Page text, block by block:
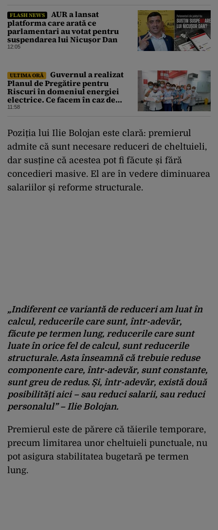
FLASH NEWS
AUR a lansat
platforma care arată ce
parlamentari au votat pentru
suspendarea lui Nicușor Dan
12:05
ULTIMA ORĂ
Guvernul a realizat
Planul de Pregătire pentru
Riscuri în domeniul energiei
electrice. Ce facem în caz de
pandemie, cutremur şi chiar
11:58
Poziția lui Ilie Bolojan este clară: premierul
admite că sunt necesare reduceri de cheltuieli,
dar susține că acestea pot fi făcute și fără
concedieri masive. El are în vedere diminuarea
salariilor și reforme structurale.
„Indiferent ce variantă de reduceri am luat în
calcul, reducerile care sunt, într-adevăr,
făcute pe termen lung, reducerile care sunt
luate în orice fel de calcul, sunt reducerile
structurale. Asta înseamnă că trebuie reduse
componente care, într-adevăr, sunt constante,
sunt greu de redus. Și, într-adevăr, există două
posibilități aici – sau reduci salarii, sau reduci
personalul” – Ilie Bolojan.
Premierul este de părere că tăierile temporare,
precum limitarea unor cheltuieli punctuale, nu
pot asigura stabilitatea bugetară pe termen
lung.